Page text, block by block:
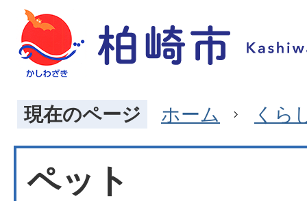
現在のページ ホーム くら
ペット